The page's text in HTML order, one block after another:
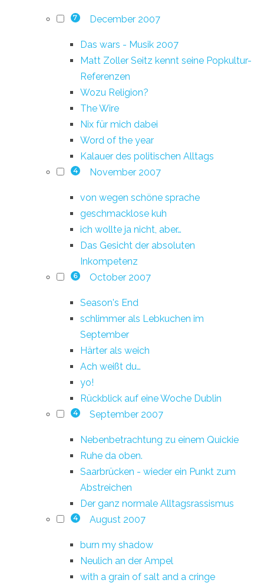
7 December 2007
Das wars - Musik 2007
Matt Zoller Seitz kennt seine Popkultur-
Referenzen
Wozu Religion?
The Wire
Nix für mich dabei
Word of the year
Kalauer des politischen Alltags
4 November 2007
von wegen schöne sprache
geschmacklose kuh
ich wollte ja nicht, aber…
Das Gesicht der absoluten
Inkompetenz
6 October 2007
Season's End
schlimmer als Lebkuchen im
September
Härter als weich
Ach weißt du…
yo!
Rückblick auf eine Woche Dublin
4 September 2007
Nebenbetrachtung zu einem Quickie
Ruhe da oben.
Saarbrücken - wieder ein Punkt zum
Abstreichen
Der ganz normale Alltagsrassismus
4 August 2007
burn my shadow
Neulich an der Ampel
with a grain of salt and a cringe